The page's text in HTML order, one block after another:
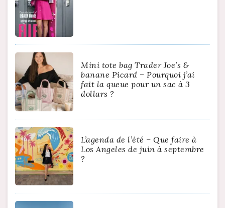
Mini tote bag Trader Joe’s &
banane Picard – Pourquoi j’ai
fait la queue pour un sac à 3
dollars ?
L’agenda de l’été – Que faire à
Los Angeles de juin à septembre
?